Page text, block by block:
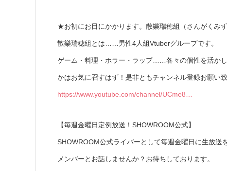
★お初にお目にかかります。散樂瑞穂組（さんがくみ
散樂瑞穂組とは……男性4人組Vtuberグループです。
ゲーム・料理・ホラー・ラップ……各々の個性を活か
かはお気に召すはず！是非ともチャンネル登録お願い致
https://www.youtube.com/channel/UCme8…
【毎週金曜日定例放送！SHOWROOM公式】
SHOWROOM公式ライバーとして毎週金曜日に生放送
メンバーとお話しませんか？お待ちしております。